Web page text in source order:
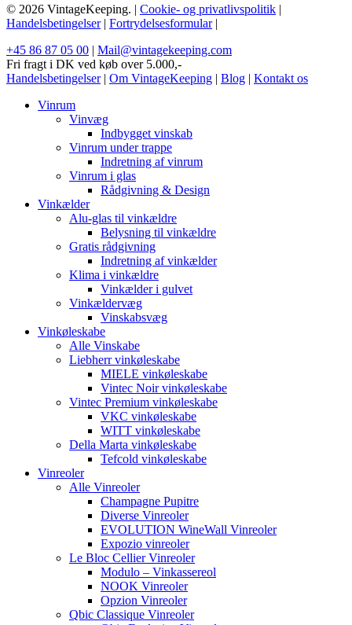
© 2026 VintageKeeping. | Cookie- og privatlivspolitik |
Handelsbetingelser| Fortrydelsesformular|
+45 86 87 05 00 | Mail@vintagekeeping.com
Fri fragt i DK ved køb over 5.000,-
Handelsbetingelser| Om VintageKeeping | Blog | Kontakt os
Vinrum
Vinvæg
Indbygget vinskab
Vinrum under trappe
Indretning af vinrum
Vinrum i glas
Rådgivning & Design
Vinkælder
Alu-glas til vinkældre
Belysning til vinkældre
Gratis rådgivning
Indretning af vinkælder
Klima i vinkældre
Vinkælder i gulvet
Vinkældervæg
Vinskabsvæg
Vinkøleskabe
Alle Vinskabe
Liebherr vinkøleskabe
MIELE vinkøleskabe
Vintec Noir vinkøleskabe
Vintec Premium vinkøleskabe
VKC vinkøleskabe
WITT vinkøleskabe
Della Marta vinkøleskabe
Tefcold vinkøleskabe
Vinreoler
Alle Vinreoler
Champagne Pupitre
Diverse Vinreoler
EVOLUTION WineWall Vinreoler
Expozio vinreoler
Le Bloc Cellier Vinreoler
Modulo – Vinkassereol
NOOK Vinreoler
Opzion Vinreoler
Qbic Classique Vinreoler